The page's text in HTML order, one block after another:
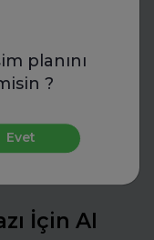
planını
?
Evet
İçin AI